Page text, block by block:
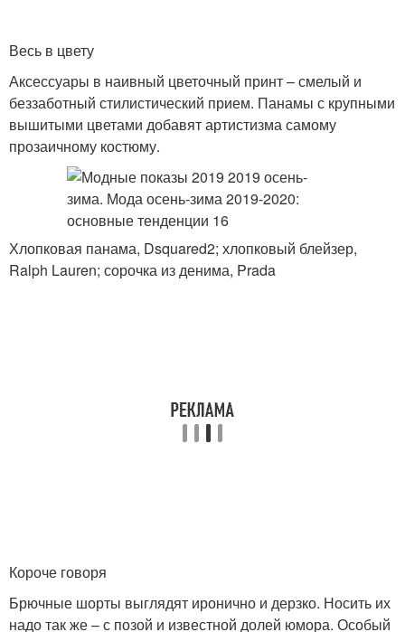
Весь в цвету
Аксессуары в наивный цветочный принт – смелый и
беззаботный стилистический прием. Панамы с крупными
вышитыми цветами добавят артистизма самому
прозаичному костюму.
Хлопковая панама, Dsquared2; хлопковый блейзер,
Ralph Lauren; сорочка из денима, Prada
Короче говоря
Брючные шорты выглядят иронично и дерзко. Носить их
надо так же – с позой и известной долей юмора. Особый